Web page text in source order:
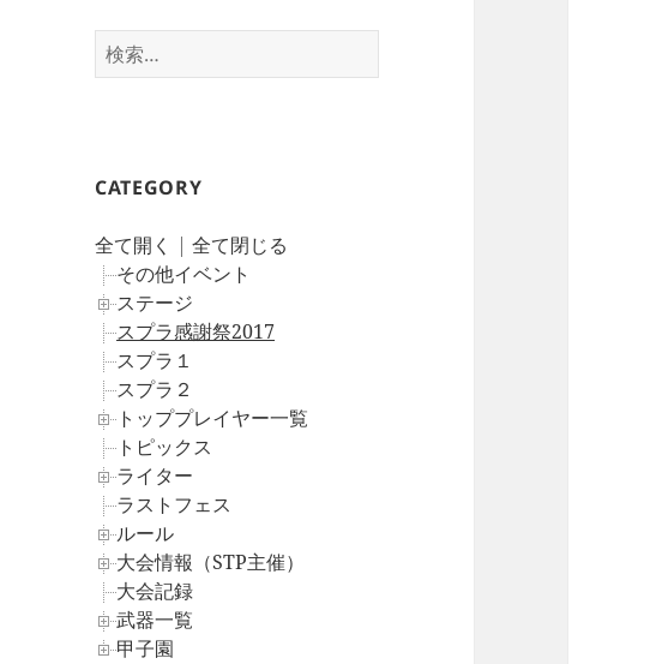
検
索:
CATEGORY
全て開く |全て閉じる
その他イベント
ステージ
スプラ感謝祭2017
スプラ１
スプラ２
トッププレイヤー一覧
トピックス
ライター
ラストフェス
ルール
大会情報（STP主催）
大会記録
武器一覧
甲子園